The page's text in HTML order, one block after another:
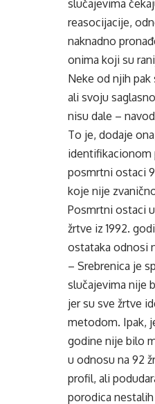
slučajevima
reasocijacije,
naknadno
onima koji su
Neke od njih
ali svoju
nisu dale –
To je, dodaje
identifikacionom
posmrtni ostaci
koje nije
Posmrtni ostaci
žrtve iz 1992.
ostataka odnosi
– Srebrenica je
slučajevima nije
jer su sve žrtve
metodom. Ipak,
godine nije bilo
u odnosu na 92
profil, ali
porodica